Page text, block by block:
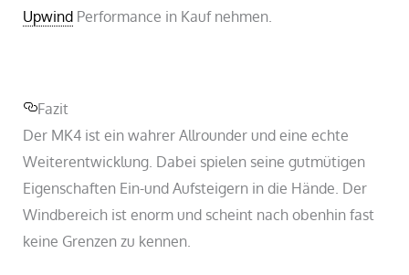
Upwind Performance in Kauf nehmen.
Fazit
Der MK4 ist ein wahrer Allrounder und eine echte
Weiterentwicklung. Dabei spielen seine gutmütigen
Eigenschaften Ein-und Aufsteigern in die Hände. Der
Windbereich ist enorm und scheint nach obenhin fast
keine Grenzen zu kennen.